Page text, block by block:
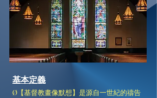
基本定義
Ø【基督教畫像默想】是源自一世紀的禱告